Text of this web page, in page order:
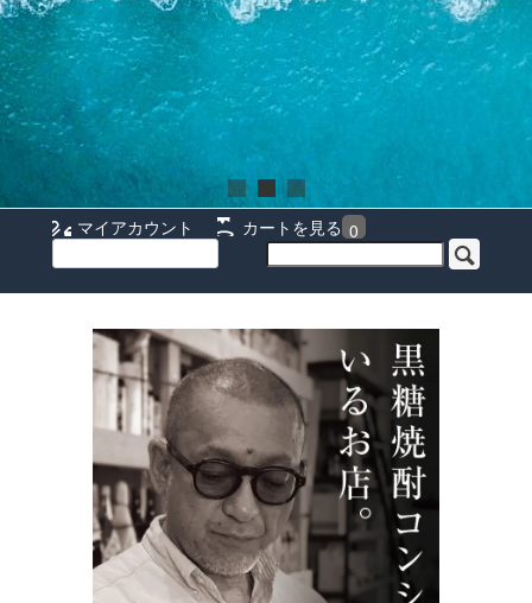
マイアカウント カートを見る 0